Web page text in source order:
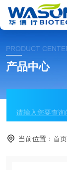
PRODUCT
产品中心
当前位置：首页